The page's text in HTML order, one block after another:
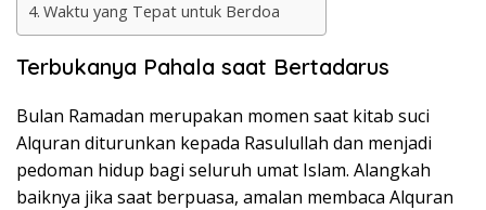
Waktu yang Tepat untuk Berdoa
Terbukanya Pahala saat Bertadarus
Bulan Ramadan merupakan momen saat kitab suci
Alquran diturunkan kepada Rasulullah dan menjadi
pedoman hidup bagi seluruh umat Islam. Alangkah
baiknya jika saat berpuasa, amalan membaca Alquran